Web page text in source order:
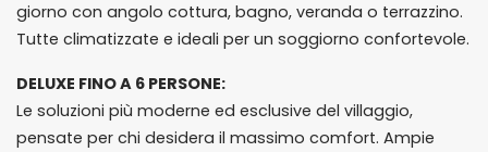
giorno con angolo cottura, bagno, veranda o terrazzino.
Tutte climatizzate e ideali per un soggiorno confortevole.
DELUXE FINO A 6 PERSONE:
Le soluzioni più moderne ed esclusive del villaggio,
pensate per chi desidera il massimo comfort. Ampie